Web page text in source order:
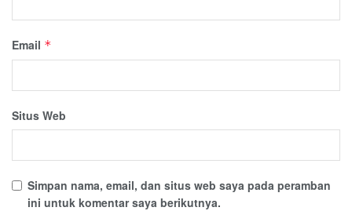
Email *
Situs Web
Simpan nama, email, dan situs web saya pada peramban
ini untuk komentar saya berikutnya.